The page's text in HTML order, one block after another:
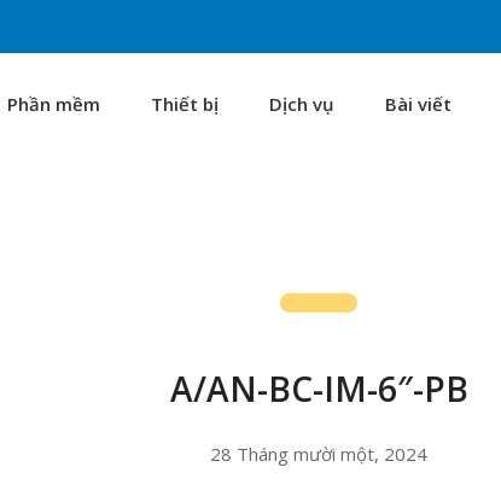
Phần mềm Thiết bị Dịch vụ Bài viết
A/AN-BC-IM-6″-PB
28 Tháng mười một, 2024